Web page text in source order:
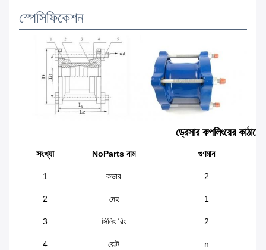
স্পেসিফিকেশন
ড্রেসার কপলিংয়ের
সংখ্যা NoParts নাম গুণমান
1 কভার 2
2 দেহ 1
3 সিলিং রিং 2
4 বোল্ট n